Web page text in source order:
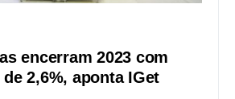
encerram 2023 com
2,6%, aponta IGet